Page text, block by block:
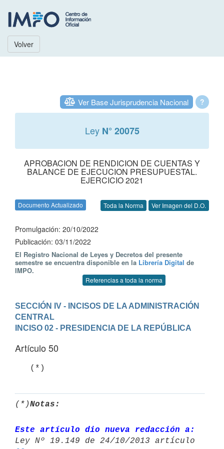
Volver
?
Ver Base Jurisprudencia Nacional
Ley N° 20075
APROBACION DE RENDICION DE CUENTAS Y
BALANCE DE EJECUCION PRESUPUESTAL.
EJERCICIO 2021
Documento Actualizado Toda la Norma Ver Imagen del D.O.
Promulgación: 20/10/2022
Publicación: 03/11/2022
El Registro Nacional de Leyes y Decretos del presente
semestre se encuentra disponible en la Librería Digital de
IMPO.
Referencias a toda la norma
SECCIÓN IV - INCISOS DE LA ADMINISTRACIÓN
CENTRAL
INCISO 02 - PRESIDENCIA DE LA REPÚBLICA
Artículo 50
   (*)
(*)Notas:
Este artículo dio nueva redacción a: